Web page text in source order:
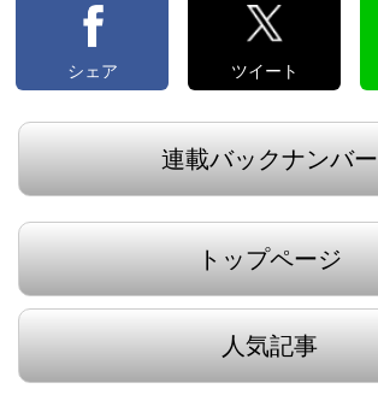
シェア ツイート
連載バックナンバー
トップページ
人気記事